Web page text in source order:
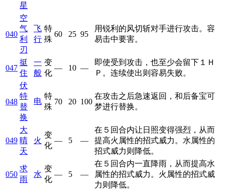
星
040
空
气
利
刃
飞
行
特
殊
60 25 95
用锐利的风切斩对手进行攻击。容
易击中要害。
047
挺
住
一
般
变
化
— 10 —
即使受到攻击，也至少会留下１Ｈ
Ｐ。连续使出则容易失败。
048
伏
特
替
换
电
特
殊
70 20 100
在攻击之后急速返回，和后备宝可
梦进行替换。
049
大
晴
天
火
变
化
— 5 —
在５回合内让日照变得强烈，从而
提高火属性的招式威力。水属性的
招式威力则降低。
050
求
雨
水
变
化
— 5 —
在５回合内一直降雨，从而提高水
属性的招式威力。火属性的招式威
力则降低。